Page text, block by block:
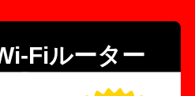
Fiルーター